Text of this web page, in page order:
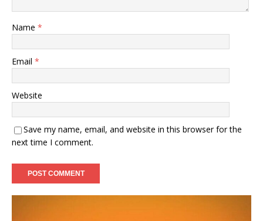
Name *
Email *
Website
Save my name, email, and website in this browser for the
next time I comment.